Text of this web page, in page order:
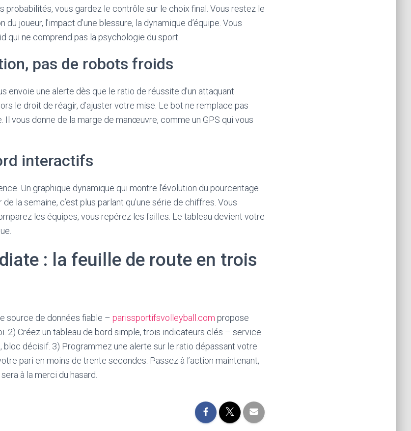
probabilités, vous gardez le contrôle sur le choix final. Vous restez le
joueur, l’impact d’une blessure, la dynamique d’équipe. Vous
qui ne comprend pas la psychologie du sport.
pas de robots froids
envoie une alerte dès que le ratio de réussite d’un attaquant
le droit de réagir, d’ajuster votre mise. Le bot ne remplace pas
vous donne de la marge de manœuvre, comme un GPS qui vous
interactifs
Un graphique dynamique qui montre l’évolution du pourcentage
la semaine, c’est plus parlant qu’une série de chiffres. Vous
les équipes, vous repérez les failles. Le tableau devient votre
: la feuille de route en trois
source de données fiable – parissportifsvolleyball.com propose
2) Créez un tableau de bord simple, trois indicateurs clés – service
bloc décisif. 3) Programmez une alerte sur le ratio dépassant votre
pari en moins de trente secondes. Passez à l’action maintenant,
à la merci du hasard.